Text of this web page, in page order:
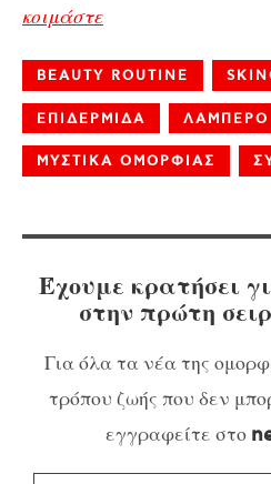
κοιμάστε
BEAUTY ROUTINE
ΕΠΙΔΕΡΜΙΔΑ
ΜΥΣΤΙΚΑ ΟΜΟΡΦΙΑΣ
Έχουμε κρατήσει
στην πρώτη
Για όλα τα νέα της
τρόπου ζωής που δεν
εγγραφείτε στο